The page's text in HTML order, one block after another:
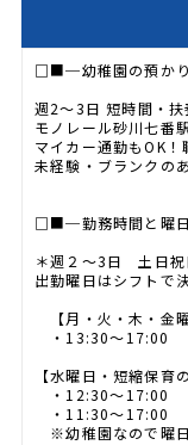
□■─幼稚園の預か
週2～3日 短時間・
モノレール砂川七番
マイカー通勤もOK！
未経験・ブランクの
□■─勤務時間と
＊週２～3日 土日祝
出勤曜日はシフトで
【月・火・木・金曜
・13:30～17:00
【水曜日・短縮保育
・12:30～17:00
・11:30～17:00
※幼稚園なので曜